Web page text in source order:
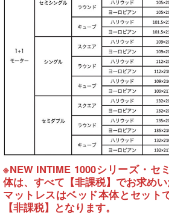
※NEW INTIME 1000シリーズ・セ
体は、すべて【非課税】でお求めい
マットレスはベッド本体とセット
【非課税】となります。